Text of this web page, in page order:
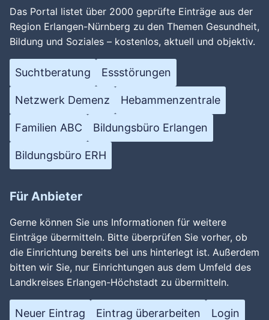
Wird geladen …
Das Portal listet über 2000 geprüfte Einträge aus der
Region Erlangen-Nürnberg zu den Themen Gesundheit,
Bildung und Soziales – kostenlos, aktuell und objektiv.
Suchtberatung Essstörungen
Netzwerk Demenz Hebammenzentrale
Familien ABC Bildungsbüro Erlangen
Bildungsbüro ERH
Für Anbieter
Gerne können Sie uns Informationen für weitere
Einträge übermitteln. Bitte überprüfen Sie vorher, ob
die Einrichtung bereits bei uns hinterlegt ist. Außerdem
bitten wir Sie, nur Einrichtungen aus dem Umfeld des
Landkreises Erlangen-Höchstadt zu übermitteln.
Neuer Eintrag Eintrag überarbeiten Login